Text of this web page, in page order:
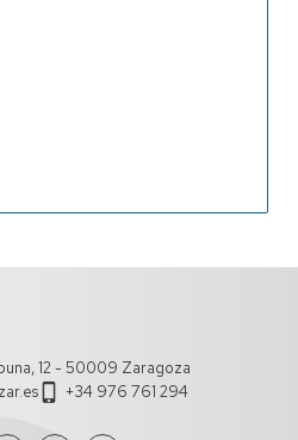
12 - 50009 Zaragoza
+34 976 761 294